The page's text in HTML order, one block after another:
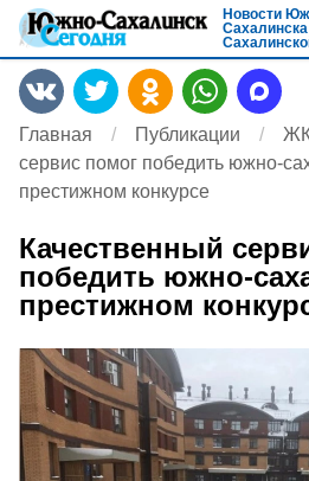
Новости
Главная Публикации
сервис помог победить южно-
престижном конкурсе
Качественный
победить южно-
престижном